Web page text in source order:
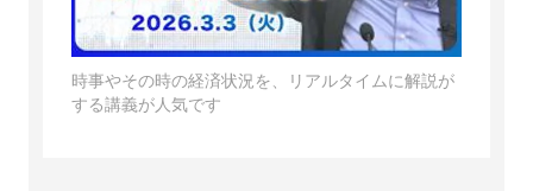
時事やその時の経済状況を、リアルタイムに解説が
する講義が人気です